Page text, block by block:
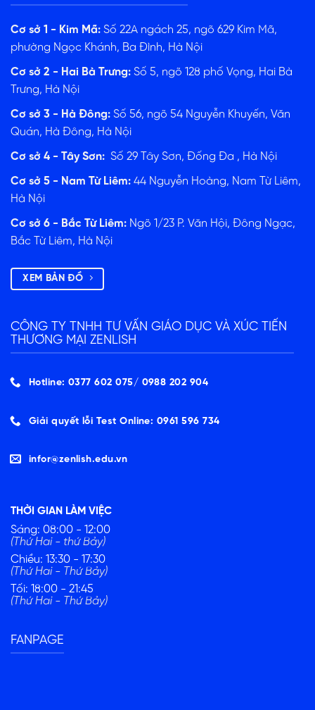
Cơ sở 1 - Kim Mã: Số 22A ngách 25, ngõ 629 Kim Mã,
phường Ngọc Khánh, Ba Đình, Hà Nội
Cơ sở 2 - Hai Bà Trưng: Số 5, ngõ 128 phố Vọng, Hai Bà
Trưng, Hà Nội
Cơ sở 3 - Hà Đông: Số 56, ngõ 54 Nguyễn Khuyến, Văn
Quán, Hà Đông, Hà Nội
Cơ sở 4 - Tây Sơn: Số 29 Tây Sơn, Đống Đa , Hà Nội
Cơ sở 5 - Nam Từ Liêm: 44 Nguyễn Hoàng, Nam Từ Liêm,
Hà Nội
Cơ sở 6 - Bắc Từ Liêm: Ngõ 1/23 P. Văn Hội, Đông Ngạc,
Bắc Từ Liêm, Hà Nội
XEM BẢN ĐỒ
CÔNG TY TNHH TƯ VẤN GIÁO DỤC VÀ XÚC TIẾN
THƯƠNG MẠI ZENLISH
Hotline: 0377 602 075/ ‭0988 202 904‬
Giải quyết lỗi Test Online: 0961 596 734
infor@zenlish.edu.vn
THỜI GIAN LÀM VIỆC
Sáng: 08:00 - 12:00
(Thứ Hai - thứ Bảy)
Chiều: 13:30 - 17:30
(Thứ Hai - Thứ Bảy)
Tối: 18:00 - 21:45
(Thứ Hai - Thứ Bảy)
FANPAGE